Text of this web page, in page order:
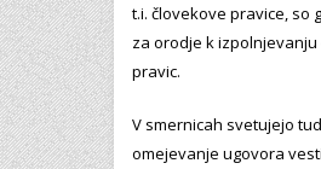
t.i. človekove pravice, so
za orodje k
pravic.
V smernicah svetujejo
omejevanje ugovora vesti